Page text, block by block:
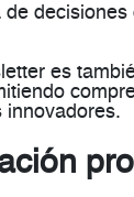
de
es
innovadores.